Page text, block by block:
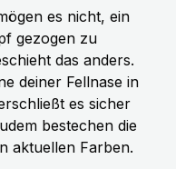
leber (70%),
(2%),
Technologische Zusatzstoffe: keine
es nicht, ein
gezogen zu
das anders.
deiner Fellnase in
es sicher
bestechen die
aktuellen Farben.